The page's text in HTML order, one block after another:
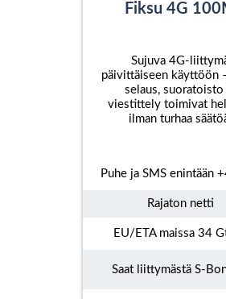
Fiksu 4G
Sujuva 4G-
päivittäiseen käyttöön
selaus, suoratoisto
viestittely toimivat
ilman turhaa
Puhe ja SMS enintään
Rajaton netti
EU/ETA maissa 34
Saat liittymästä S-